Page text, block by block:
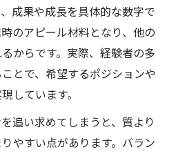
成果や成長を具体的な数字で
のアピール材料となり、他の
からです。実際、経験者の多
とで、希望するポジションや
しています。
追い求めてしまうと、質より
やすい点があります。バラン